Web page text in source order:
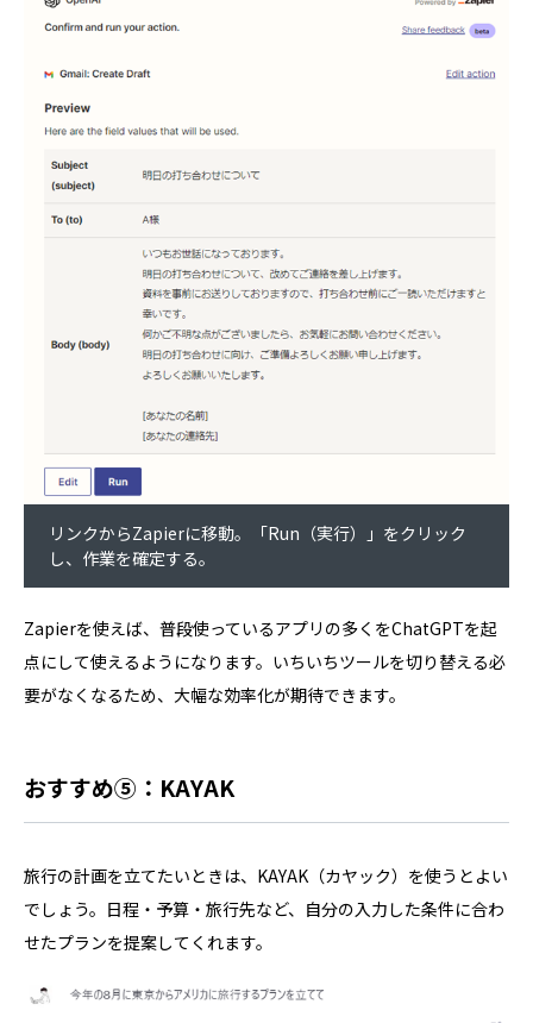
リンクからZapierに移動。「Run（実行）」をクリック
し、作業を確定する。
Zapierを使えば、普段使っているアプリの多くをChatGPTを起
点にして使えるようになります。いちいちツールを切り替える必
要がなくなるため、大幅な効率化が期待できます。
おすすめ⑤：KAYAK
旅行の計画を立てたいときは、KAYAK（カヤック）を使うとよい
でしょう。日程・予算・旅行先など、自分の入力した条件に合わ
せたプランを提案してくれます。